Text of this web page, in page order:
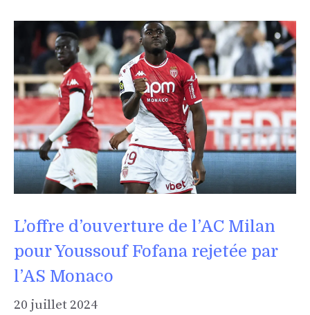
L’offre d’ouverture de l’AC Milan
pour Youssouf Fofana rejetée par
l’AS Monaco
20 juillet 2024